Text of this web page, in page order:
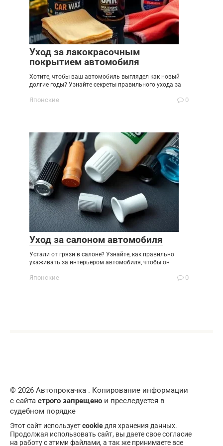
Уход за лакокрасочным
покрытием автомобиля
Хотите, чтобы ваш автомобиль выглядел как новый
долгие годы? Узнайте секреты правильного ухода за
Японские 0
Уход за салоном автомобиля
Устали от грязи в салоне? Узнайте, как правильно
ухаживать за интерьером автомобиля, чтобы он
Японские 0
© 2026 Автопрокачка . Копирование информации
с сайта строго запрещено и преследуется в
судебном порядке
Этот сайт используетcookie для хранения данных.
Продолжая использовать сайт, вы даете свое согласие
на работу с этими файлами, а так же принимаете все